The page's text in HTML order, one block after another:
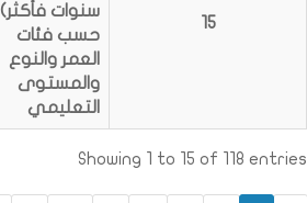
15
سنوات فأكثر)
حسب فئات
العمر والنوع
والمستوى
التعليمي
Showing 1 to 15 of 118 entries